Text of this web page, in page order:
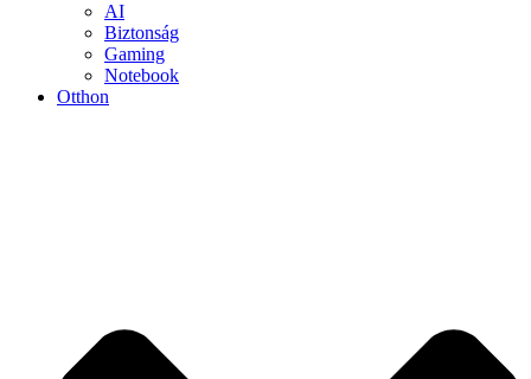
AI
Biztonság
Gaming
Notebook
Otthon